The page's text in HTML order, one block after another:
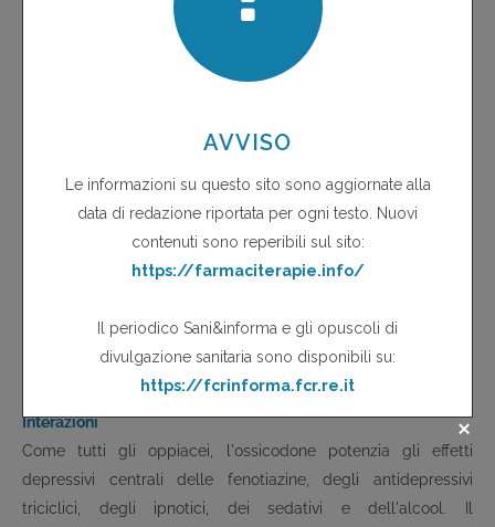
comprendono stitichezza, nausea e/o vomito (25-30% dei
pazienti), sedazione, giramenti di testa e prurito. Le reazioni
avverse sono tipiche degli oppiacei forti e, tranne la
tendono a diminuire col passare del tempo.
Avvertenze
Le compresse diOxycontinvanno deglutite intere e non
devono essere frantumate o masticate. Questa avvertenza
appare particolarmente importante dal momento che
principio attivo e l'assorbimento di una dose potenzialmente
letale di ossicodone2,3.
Interazioni
Come tutti gli oppiacei, l'ossicodone potenzia gli effetti
depressivi centrali delle fenotiazine, degli antidepressivi
triciclici, degli ipnotici, dei sedativi e dell'alcool. Il